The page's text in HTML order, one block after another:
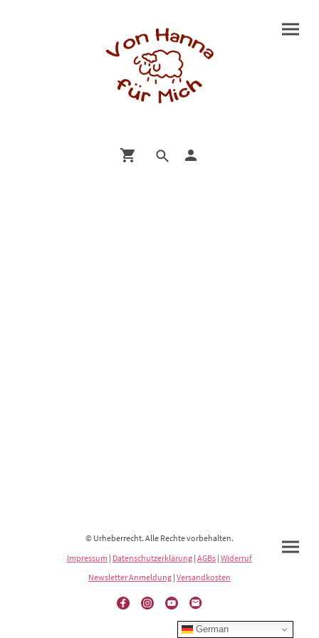
© Urheberrecht. Alle Rechte vorbehalten.
Impressum | Datenschutzerklärung | AGBs | Widerruf
Newsletter Anmeldung | Versandkosten
German